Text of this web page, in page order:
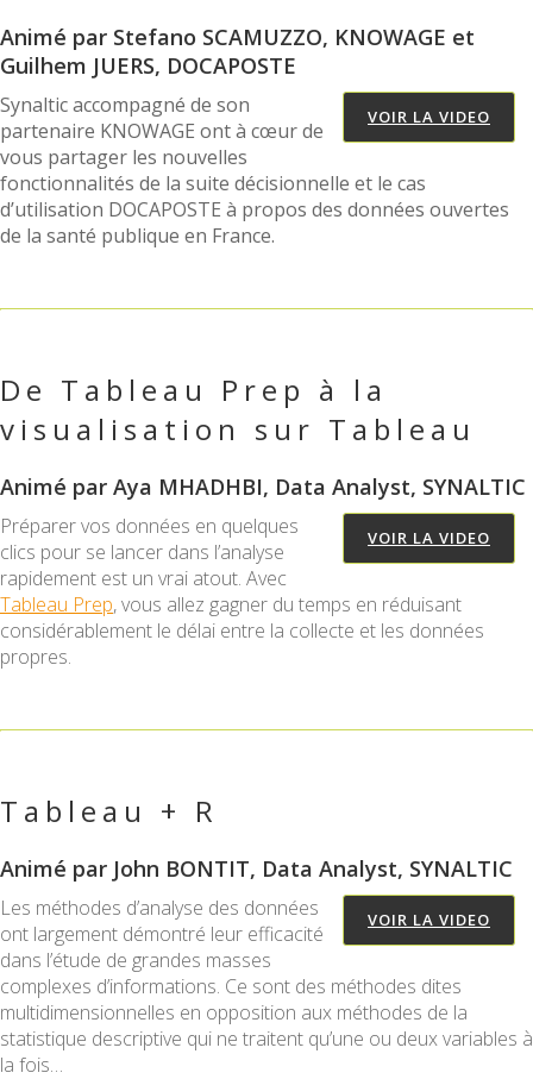
Animé par Stefano SCAMUZZO, KNOWAGE et
Guilhem JUERS, DOCAPOSTE
VOIR LA VIDEO
Synaltic accompagné de son
partenaire KNOWAGE ont à cœur de
vous partager les nouvelles
fonctionnalités de la suite décisionnelle et le cas
d’utilisation DOCAPOSTE à propos des données ouvertes
de la santé publique en France.
De Tableau Prep à la
visualisation sur Tableau
Animé par Aya MHADHBI, Data Analyst, SYNALTIC
VOIR LA VIDEO
Préparer vos données en quelques
clics pour se lancer dans l’analyse
rapidement est un vrai atout. Avec
Tableau Prep, vous allez gagner du temps en réduisant
considérablement le délai entre la collecte et les données
propres.
Tableau + R
Animé par John BONTIT, Data Analyst, SYNALTIC
VOIR LA VIDEO
Les méthodes d’analyse des données
ont largement démontré leur efficacité
dans l’étude de grandes masses
complexes d’informations. Ce sont des méthodes dites
multidimensionnelles en opposition aux méthodes de la
statistique descriptive qui ne traitent qu’une ou deux variables à
la fois…